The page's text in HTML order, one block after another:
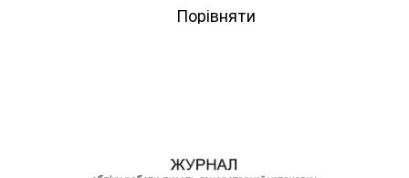
Порівняти